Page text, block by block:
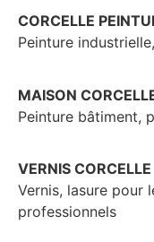
CORCELLE
Peinture
MAISON
Peinture bâtiment,
VERNIS CORCELLE
Vernis, lasure pour
professionnels